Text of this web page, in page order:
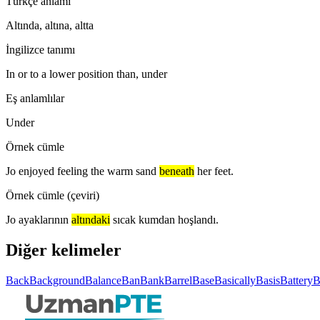
Altında, altına, altta
İngilizce tanımı
In or to a lower position than, under
Eş anlamlılar
Under
Örnek cümle
Jo enjoyed feeling the warm sand beneath her feet.
Örnek cümle (çeviri)
Jo ayaklarının altındaki sıcak kumdan hoşlandı.
Diğer kelimeler
BackBackgroundBalanceBanBankBarrelBaseBasicallyBasisBattery